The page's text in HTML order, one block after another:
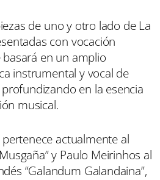
de uno y otro lado de La
con vocación
basará en un amplio
instrumental y vocal de
en la esencia
musical.
actualmente al
y Paulo Meirinhos al
“Galandum Galandaina”,